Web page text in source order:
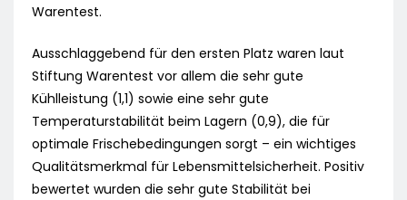
Warentest.
Ausschlaggebend für den ersten Platz waren laut
Stiftung Warentest vor allem die sehr gute
Kühlleistung (1,1) sowie eine sehr gute
Temperaturstabilität beim Lagern (0,9), die für
optimale Frischebedingungen sorgt – ein wichtiges
Qualitätsmerkmal für Lebensmittelsicherheit. Positiv
bewertet wurden die sehr gute Stabilität bei